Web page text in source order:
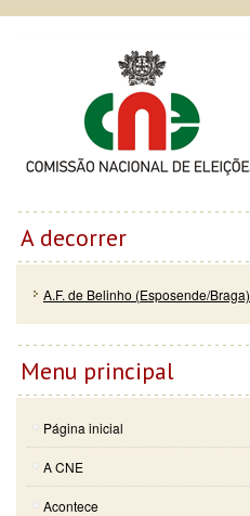
A decorrer
A.F. de Belinho (Esposende/Braga)
Menu principal
Página inicial
A CNE
Acontece